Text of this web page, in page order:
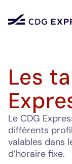
Les
Le CDG
différents
valables dans
d’horaire fixe.